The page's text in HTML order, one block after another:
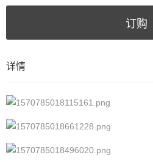
订购
详情